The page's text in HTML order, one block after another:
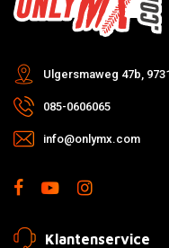
Ulgersmaweg 47b,
085-0606065
info@onlymx.com
Klantenservice